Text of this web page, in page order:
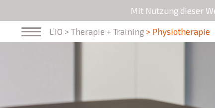
Mit Nutzung dieser
L’IO > Therapie + Training > Physiotherapie